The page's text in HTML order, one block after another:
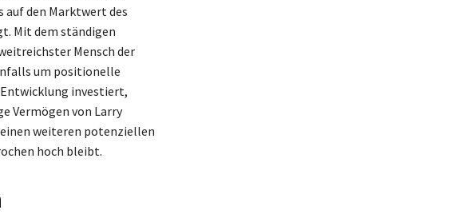
auf den Marktwert des
Mit dem ständigen
Mensch der
um positionelle
investiert,
Vermögen von Larry
weiteren potenziellen
hoch bleibt.